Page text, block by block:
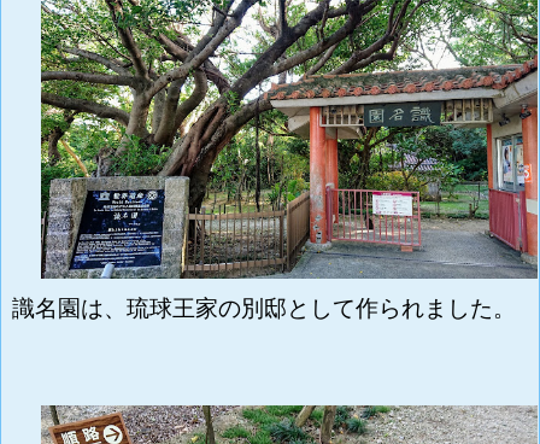
識名園は、 琉球王家の別邸として作られました。